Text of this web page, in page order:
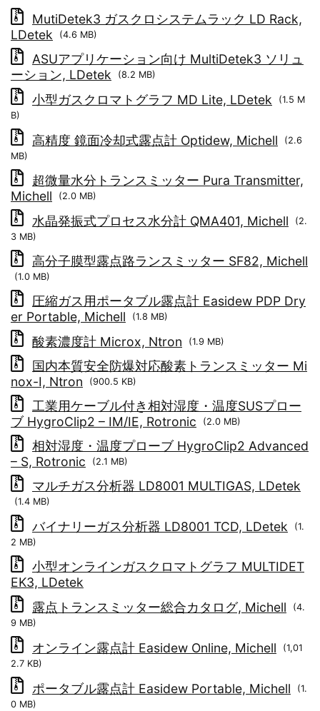
MutiDetek3 ガスクロシステムラック LD Rack,
LDetek
(4.6 MB)
ASUアプリケーション向け MultiDetek3 ソリュ
ーション, LDetek
(8.2 MB)
小型ガスクロマトグラフ MD Lite, LDetek
(1.5 M
B)
高精度 鏡面冷却式露点計 Optidew, Michell
(2.6
MB)
超微量水分トランスミッター Pura Transmitter,
Michell
(2.0 MB)
水晶発振式プロセス水分計 QMA401, Michell
(2.
3 MB)
高分子膜型露点路ランスミッター SF82, Michell
(1.0 MB)
圧縮ガス用ポータブル露点計 Easidew PDP Dry
er Portable, Michell
(1.8 MB)
酸素濃度計 Microx, Ntron (1.9 MB)
国内本質安全防爆対応酸素トランスミッター Mi
nox-I, Ntron
(900.5 KB)
工業用ケーブル付き相対湿度・温度SUSプロー
ブ HygroClip2 – IM/IE, Rotronic
(2.0 MB)
相対湿度・温度プローブ HygroClip2 Advanced
– S, Rotronic
(2.1 MB)
マルチガス分析器 LD8001 MULTIGAS, LDetek
(1.4 MB)
バイナリーガス分析器 LD8001 TCD, LDetek
(1.
2 MB)
小型オンラインガスクロマトグラフ MULTIDET
EK3, LDetek
露点トランスミッター総合カタログ, Michell
(4.
9 MB)
オンライン露点計 Easidew Online, Michell
(1,01
2.7 KB)
ポータブル露点計 Easidew Portable, Michell
(1.
0 MB)